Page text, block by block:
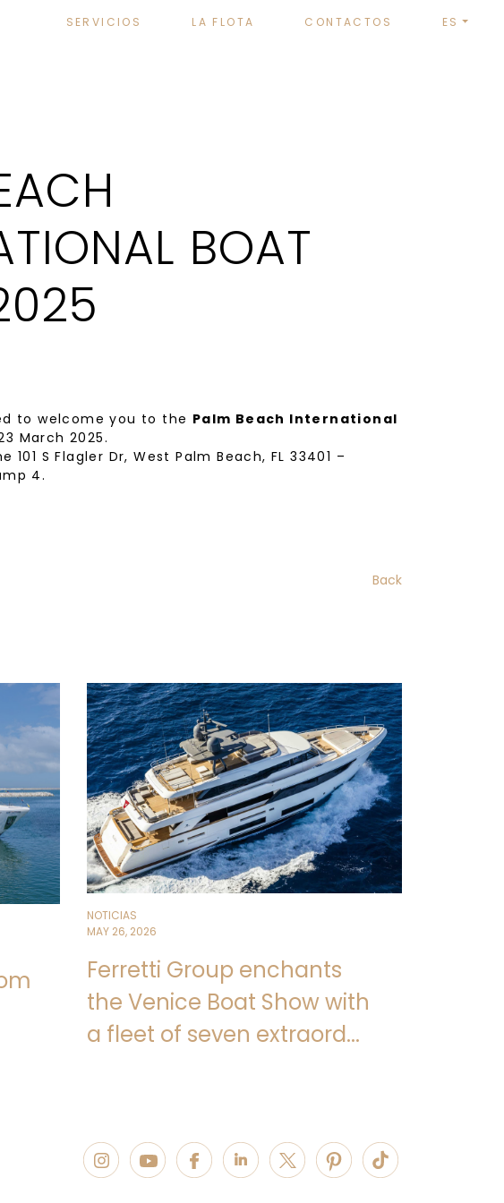
SERVICIOS LA FLOTA CONTACTOS ES
BOAT
to welcome you to the Palm Beach International
March 2025.
S Flagler Dr, West Palm Beach, FL 33401 –
4.
Back
NOTICIAS
MAY 26, 2026
Ferretti Group enchants
the Venice Boat Show with
a fleet of seven extraord...